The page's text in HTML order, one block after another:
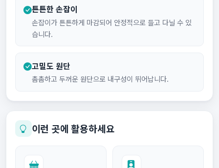
튼튼한 손잡이
손잡이가 튼튼하게 마감되어 안정적으로 들고 다닐 수 있
습니다.
고밀도 원단
촘촘하고 두꺼운 원단으로 내구성이 뛰어납니다.
이런 곳에 활용하세요